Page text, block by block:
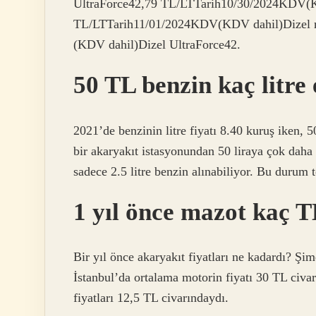
UltraForce42,79 TL/LTTarih10/30/
TL/LTTarih11/01/2024KDV(KDV dahil)Dizel
(KDV dahil)Dizel UltraForce42.
50 TL benzin kaç litre
2021’de benzinin litre fiyatı 8.40 kuruş iken,
bir akaryakıt istasyonundan 50 liraya çok
sadece 2.5 litre benzin alınabiliyor. Bu durum
1 yıl önce mazot kaç
Bir yıl önce akaryakıt fiyatları ne kadardı?
İstanbul’da ortalama motorin fiyatı 30 TL
fiyatları 12,5 TL civarındaydı.